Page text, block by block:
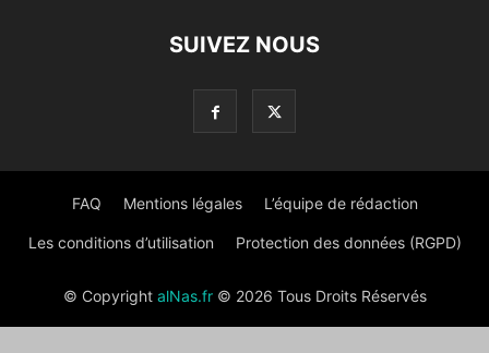
SUIVEZ NOUS
FAQ Mentions légales L’équipe de rédaction
Les conditions d’utilisation Protection des données (RGPD)
© Copyright alNas.fr© 2026 Tous Droits Réservés